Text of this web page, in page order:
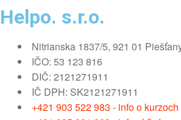
Helpo. s.r.o.
Nitrianska 1837/5, 921 01
IČO: 53 123 816
DIČ: 2121271911
IČ DPH: SK2121271911
+421 903 522 983 - info o kurzoch